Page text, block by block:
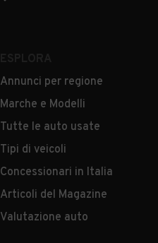
Annunci per regione
Marche e Modelli
Tutte le auto usate
Tipi di veicoli
Concessionari in Italia
Articoli del Magazine
Valutazione auto